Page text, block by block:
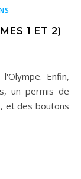
1 ET 2)
un permis de
et des boutons